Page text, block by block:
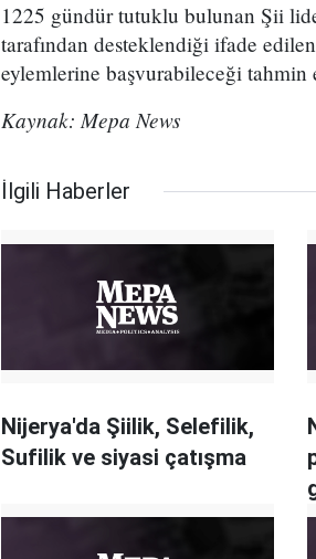
1225 gündür tutuklu bulunan Şii
tarafından desteklendiği ifade
eylemlerine başvurabileceği tahmin
Kaynak: Mepa News
İlgili Haberler
Nijerya'da Şiilik, Selefilik,
Sufilik ve siyasi çatışma